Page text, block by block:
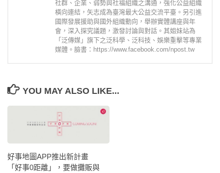
社群、企業、弱勢與社福組織之溝通，強化公益組織
橫向連結，矢志成為臺灣最大公益交流平臺。另引進
國際發展援助與國外組織動向，舉辦實體講座與年
會，深入探究議題，激發討論與對話。其姐妹站為
「泛傳媒」旗下之泛科學、泛科技、娛樂重擊等專業
媒體。臉書：https://www.facebook.com/npost.tw
YOU MAY ALSO LIKE...
好事地圖APP推出新計畫
「好事0距離」，要做攤販與